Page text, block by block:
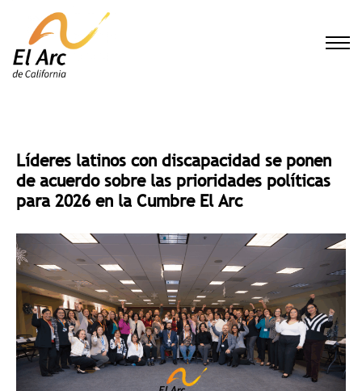
Líderes latinos con discapacidad se ponen
de acuerdo sobre las prioridades políticas
para 2026 en la Cumbre El Arc